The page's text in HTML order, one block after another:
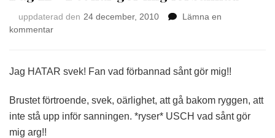
uppdaterad den 24 december, 2010
Lämna en
kommentarpå
–
gör
mig
Jag HATAR svek! Fan vad förbannad sånt gör mig!!
Brustet förtroende, svek, oärlighet, att gå bakom ryggen, att
inte stå upp inför sanningen. *ryser* USCH vad sånt gör
mig arg!!